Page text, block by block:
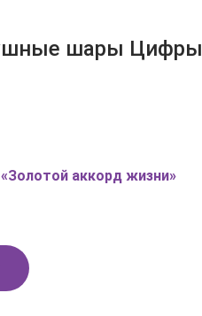
шары Цифры
аккорд жизни»